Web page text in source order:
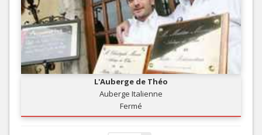
L'Auberge de Théo
Auberge Italienne
Fermé